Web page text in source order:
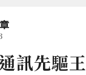
訊先驅